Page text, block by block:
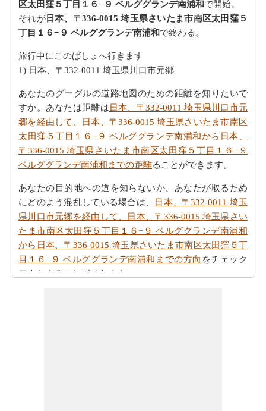
区太田窪５丁目１６−９ ベルググランデ南浦和で開始。
それが日本、〒336-0015 埼玉県さいたま市南区太田窪５
丁目１６−９ ベルググランデ南浦和で終わる。
旅行中にこのばしょへ行きます
1) 日本、〒332-0011 埼玉県川口市元郷
あなたのグーグルの道路地図のための距離を知りたいで
すか。あなたは距離は日本、〒332-0011 埼玉県川口市元
郷を経由して、日本、〒336-0015 埼玉県さいたま市南区
太田窪５丁目１６−９ ベルググランデ南浦和から日本、
〒336-0015 埼玉県さいたま市南区太田窪５丁目１６−９
ベルググランデ南浦和までの距離ることができます。
あなたの目的地への道を知らないか、あなたが取るため
にどのよう混乱している場合は、
日本、〒332-0011 埼玉
県川口市元郷を経由して、日本、〒336-0015 埼玉県さい
たま市南区太田窪５丁目１６−９ ベルググランデ南浦和
から日本、〒336-0015 埼玉県さいたま市南区太田窪５丁
目１６−９ ベルググランデ南浦和までの方向 をチェック
アウトすることができます。